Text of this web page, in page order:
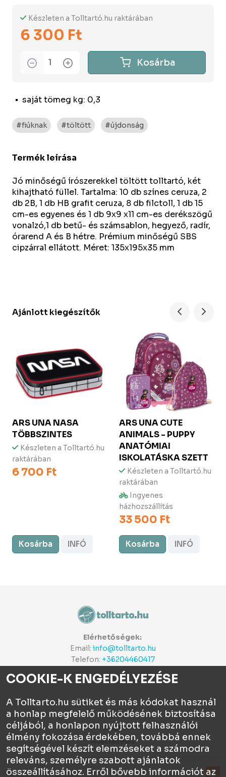
saját tömeg kg: 0,3
Készleten a Tolltartó.hu raktárában
6 300 Ft
Kosárba
#fiúknak #töltött #újdonság
Termék leírása
Jó minőségű írószerekkel töltött tolltartó, két
kihajtható füllel. Tartalma: 10 db színes ceruza, 2
db 2B, 1 db HB grafit ceruza, 8 db filctoll, 1 db 15
cm-es egyenes és 1 db 9x9 x11 cm-es derékszögű
vonalzó,1 db betű- és számsablon, hegyező, radír,
órarend A és B hétre. Prémium minőségű SBS
cipzárral ellátott. Méret: 135x195x35 mm
Ajánlott kiegészítők
ARS UNANASA
TÖBBSZINTES
Készleten a Tolltartó.hu
raktárában
6 700 Ft
Kosárba INFÓ
ARS UNACUTE
ANIMALS - PUPPY
ANATÓMIAI
ISKOLATÁSKA SZETT
Készleten a Tolltartó.hu
raktárában
Ingyenes
házhozszállítás
33 500 Ft
Kosárba INFÓ
Elérhetőségek:
Email: info@tolltarto.hu
Telefon: +36204460417
Céginfo
ÁSZF
Adatkezelés
Tolltartó.hu © 2026
COOKIE-K ENGEDÉLYEZÉSE
A Tolltarto.hu sütiket és más kódokat használ
a honlap megfelelő működésének biztosítása
céljából, a honlapon nyújtott felhasználói
élmény fokozása érdekében, továbbá ennek
segítségével készít elemzéseket a számodra
releváns, személyre szabott ajánlatok
összeállításához. Erről bővebb információt az